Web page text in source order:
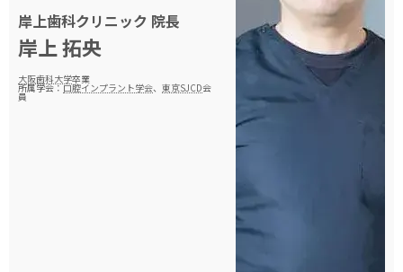
岸上歯科クリニック 院長
岸上 拓央
大阪歯科大学卒業
所属学会：口腔インプラント学会、 東京SJCD会
員